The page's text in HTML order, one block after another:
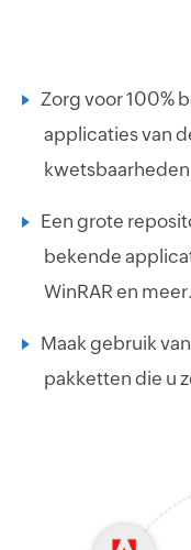
Zorg voor 100%
applicaties van
Een grote
bekende
WinRAR en meer.
Maak gebruik
pakketten die u